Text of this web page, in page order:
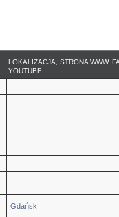
LOKALIZACJA, STRONA WWW,
YOUTUBE
Gdańsk